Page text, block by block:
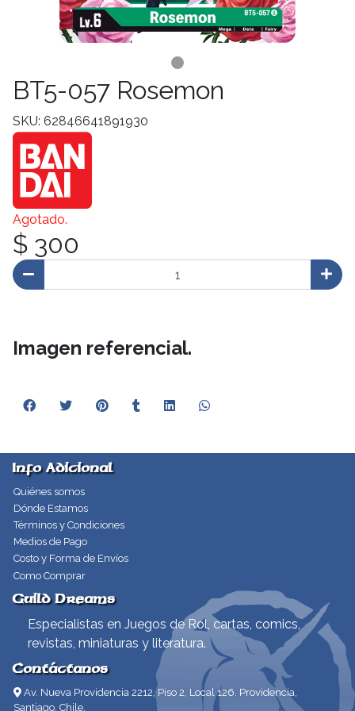
BT5-057 Rosemon
SKU: 62846641891930
Agotado.
$ 300
Imagen referencial.
Info Adicional
Quiénes somos
Dónde Estamos
Términos y Condiciones
Medios de Pago
Costo y Forma de Envíos
Como Comprar
Guild Dreams
Especialistas en Juegos de Rol, cartas, comics,
revistas, miniaturas y literatura.
Contáctanos
Av. Nueva Providencia 2212, Piso 2, Local 126. Providencia,
Santiago, Chile.